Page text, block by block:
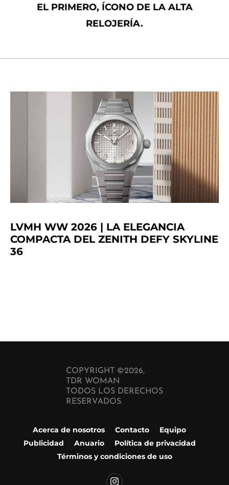
EL PRIMERO, ÍCONO DE LA ALTA
RELOJERÍA.
LVMH WW 2026 | LA ELEGANCIA
COMPACTA DEL ZENITH DEFY SKYLINE
36
COPYRIGHT ©2026,
TDR WOMAN
TODOS LOS DERECHOS
RESERVADOS.
Acerca de nosotros Contacto
Equipo
Publicidad
Anuario
Política de privacidad
Términos y condiciones de uso